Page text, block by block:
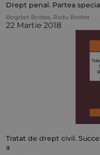
Drept penal. Partea
Bogdan Bodea, Radu Bodea
22 Martie 2018
Tratat de drept civil.
a